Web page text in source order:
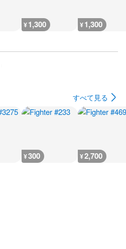
¥1,300 ¥1,300
すべて見る
¥300 ¥2,700